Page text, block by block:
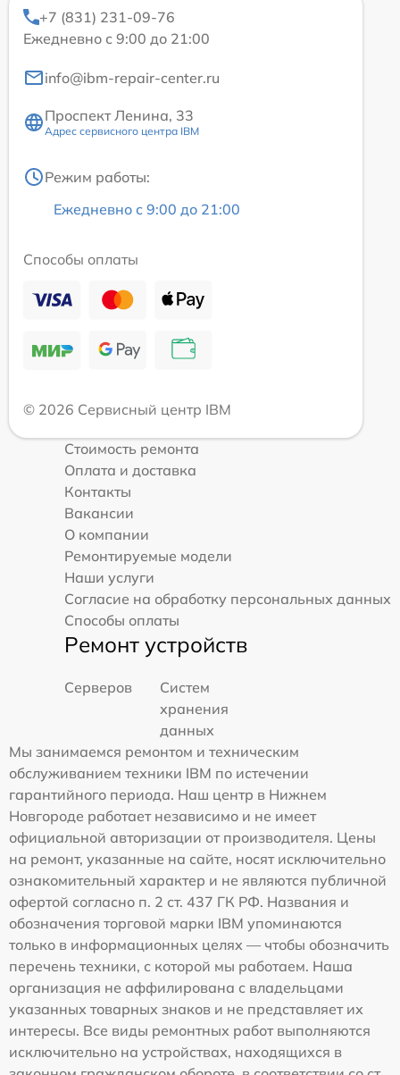
+7 (831) 231-09-76
Ежедневно с 9:00 до 21:00
info@ibm-repair-center.ru
Проспект Ленина, 33
Адрес сервисного центра IBM
Режим работы:
Ежедневно с 9:00 до 21:00
Способы оплаты
© 2026 Сервисный центр IBM
Стоимость ремонта
Оплата и доставка
Контакты
Вакансии
О компании
Ремонтируемые модели
Наши услуги
Согласие на обработку персональных данных
Способы оплаты
Ремонт устройств
Серверов
Систем
хранения
данных
Мы занимаемся ремонтом и техническим
обслуживанием техники IBM по истечении
гарантийного периода. Наш центр в Нижнем
Новгороде работает независимо и не имеет
официальной авторизации от производителя. Цены
на ремонт, указанные на сайте, носят исключительно
ознакомительный характер и не являются публичной
офертой согласно п. 2 ст. 437 ГК РФ. Названия и
обозначения торговой марки IBM упоминаются
только в информационных целях — чтобы обозначить
перечень техники, с которой мы работаем. Наша
организация не аффилирована с владельцами
указанных товарных знаков и не представляет их
интересы. Все виды ремонтных работ выполняются
исключительно на устройствах, находящихся в